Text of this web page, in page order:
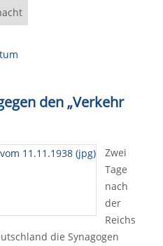
den „Verkehr
Zwei
Tage
nach
der
Reichs
die Synagogen